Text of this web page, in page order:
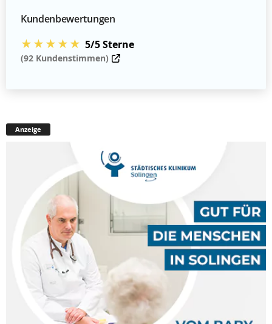
Kundenbewertungen
★★★★★ 5/5 Sterne
(92 Kundenstimmen)
Anzeige